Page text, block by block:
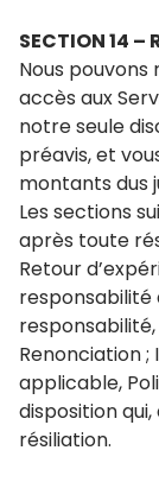
SECTION 14 –
Nous
accès aux
notre seule
préavis, et
montants dus
Les sections
après toute
Retour
responsabilité
Renonciation ;
applicable,
disposition
résiliation.